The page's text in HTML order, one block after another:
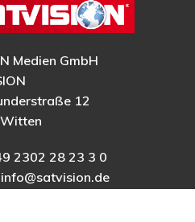
Medien GmbH
12
2302 28 23 3 0
info@satvision.de